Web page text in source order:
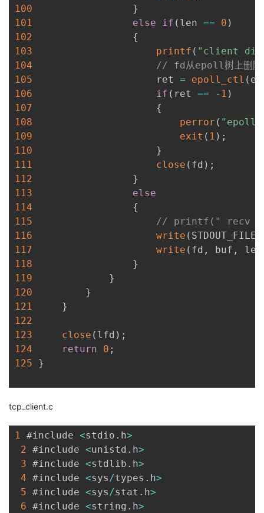
100
}
101
else if ( len == 0 )
102
{
103
printf ( "client
104
// fd从epoll树上删除
105
                     ret
= epoll_ctl (
106
if ( ret == - 1 )
107
{
108
perror (
109
exit ( 1 ) ;
110
}
111
close ( fd ) ;
112
}
113
else
114
{
115
// printf(" recv
116
write (
117
write ( fd , buf , len
118
}
119
}
120
}
121
}
122
123
close ( lfd ) ;
124
return 0 ;
125
}
tcp_client.c
1 #include <stdio . h>
2 #include <unistd . h>
3 #include <stdlib . h>
4 #include <sys/types . h>
5 #include <sys/stat . h>
6 #include <string . h>